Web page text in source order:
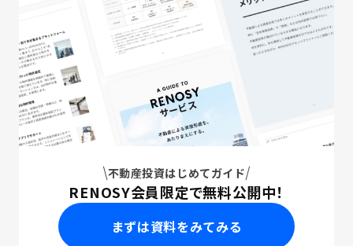
不動産投資はじめてガイド
RENOSY会員限定で無料公開中！
まずは資料をみてみる